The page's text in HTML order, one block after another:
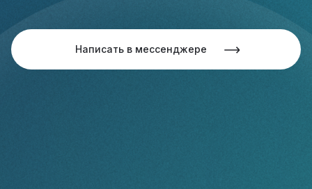
Написать в мессенджере